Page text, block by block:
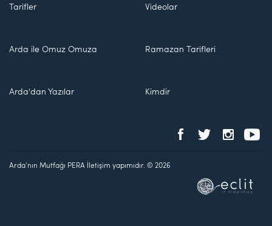
Tarifler Videolar
Arda ile Omuz Omuza Ramazan Tarifleri
Arda'dan Yazılar Kimdir
Arda'nın Mutfağı PERA İletişim yapımıdır. © 2026